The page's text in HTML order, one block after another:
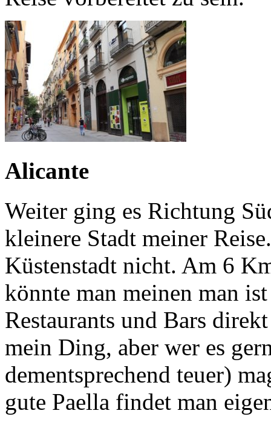
Alicante
Weiter ging es Richtung
kleinere Stadt meiner
Küstenstadt nicht. Am 6
könnte man meinen man
Restaurants und Bars
mein Ding, aber wer es
dementsprechend teuer)
gute Paella findet man